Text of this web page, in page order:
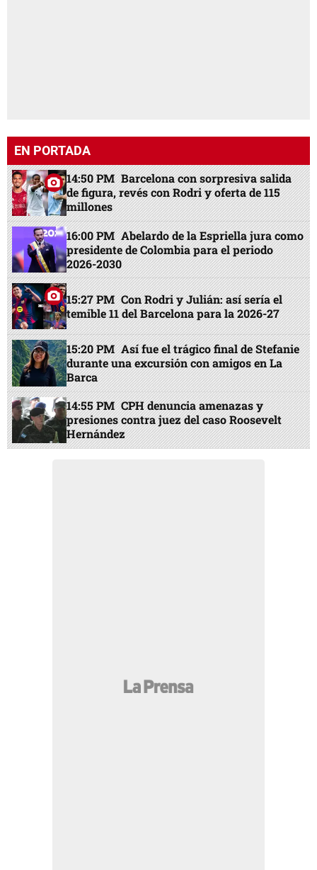
EN PORTADA
14:50 PM Barcelona con sorpresiva salida
de figura, revés con Rodri y oferta de 115
millones
16:00 PM Abelardo de la Espriella jura como
presidente de Colombia para el periodo
2026-2030
15:27 PM Con Rodri y Julián: así sería el
temible 11 del Barcelona para la 2026-27
15:20 PM Así fue el trágico final de Stefanie
durante una excursión con amigos en La
Barca
14:55 PM CPH denuncia amenazas y
presiones contra juez del caso Roosevelt
Hernández